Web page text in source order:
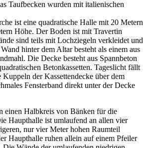
Taufbecken wurden mit italienischen
ist eine quadratische Halle mit 20 Metern
Höhe. Der Boden ist mit Travertin
sind teils mit Lochziegeln verkleidet und
hinter dem Altar besteht als einem aus
Die Decke besteht aus Spannbeton
Betonkassetten. Tageslicht fällt
der Kassettendecke über dem
Fensterband direkt unter der Decke
einen Halbkreis von Bänken für die
Haupthalle ist umlaufend an allen vier
nur vier Meter hohen Raumteil
Haupthalle ruhen allein auf einem Pfeiler